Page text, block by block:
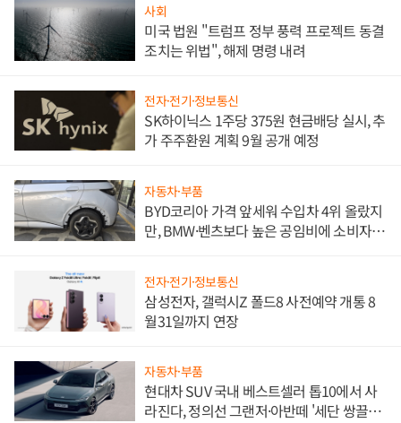
사회
미국 법원 "트럼프 정부 풍력 프로젝트 동결
조치는 위법", 해제 명령 내려
전자·전기·정보통신
SK하이닉스 1주당 375원 현금배당 실시, 추
가 주주환원 계획 9월 공개 예정
자동차·부품
BYD코리아 가격 앞세워 수입차 4위 올랐지
만, BMW·벤츠보다 높은 공임비에 소비자
전자·전기·정보통신
삼성전자, 갤럭시Z 폴드8 사전예약 개통 8
월31일까지 연장
자동차·부품
현대차 SUV 국내 베스트셀러 톱10에서 사
라진다, 정의선 그랜저·아반떼 '세단 쌍끌